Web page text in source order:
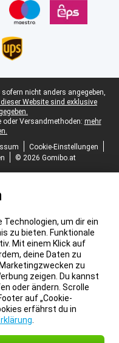
nicht anders angegeben,
dieser Website sind exklusive
oder Versandmethoden: mehr
Cookie-Einstellungen
© 2026 Gomibo.at
Technologien, um dir ein
zu bieten. Funktionale
Mit einem Klick auf
deine Daten zu
zu
zeigen. Du kannst
oder ändern. Scrolle
auf „Cookie-
erfährst du in